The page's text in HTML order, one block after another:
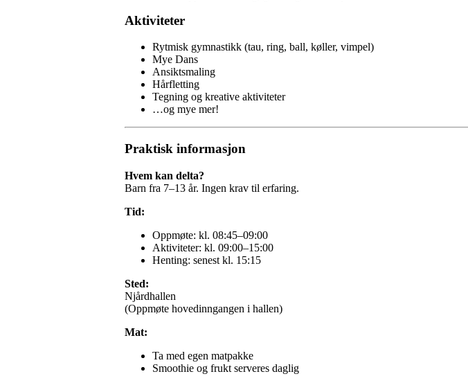
Aktiviteter
Rytmisk gymnastikk (tau, ring, ball, køller, vimpel)
Mye Dans
Ansiktsmaling
Hårfletting
Tegning og kreative aktiviteter
…og mye mer!
Praktisk informasjon
Hvem kan delta?
Barn fra 7–13 år. Ingen krav til erfaring.
Tid:
Oppmøte: kl. 08:45–09:00
Aktiviteter: kl. 09:00–15:00
Henting: senest kl. 15:15
Sted:
Njårdhallen
(Oppmøte hovedinngangen i hallen)
Mat:
Ta med egen matpakke
Smoothie og frukt serveres daglig